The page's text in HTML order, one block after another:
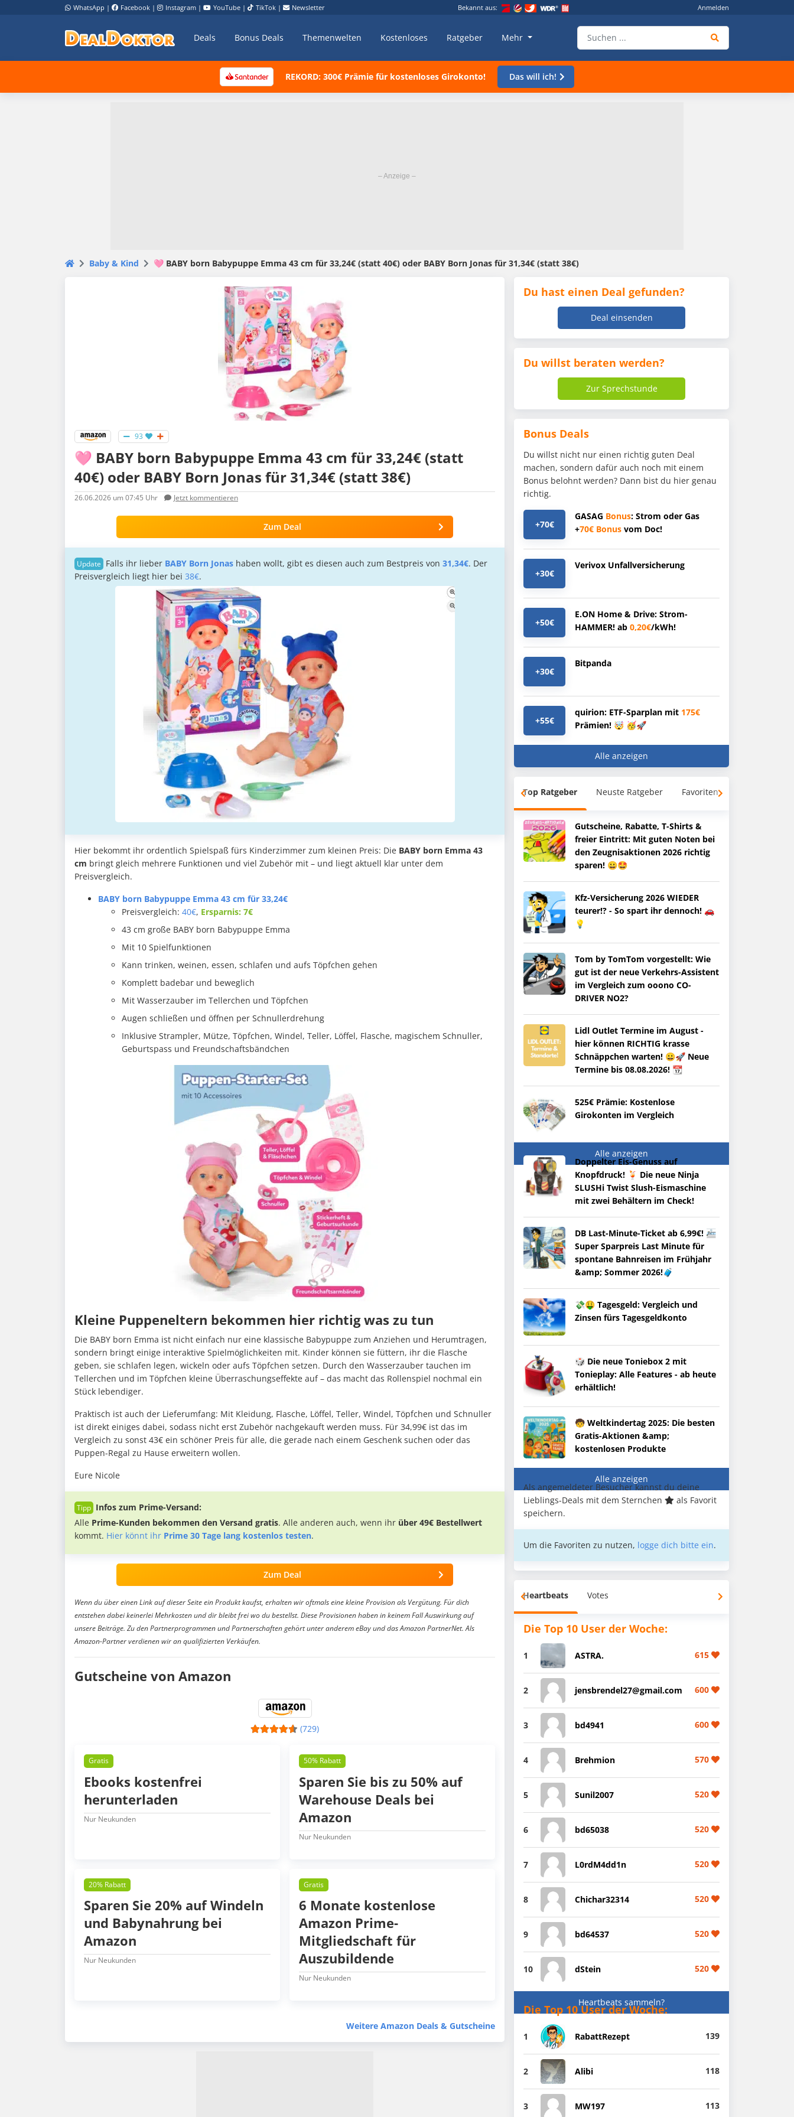
WhatsApp | Facebook | Instagram | YouTube | TikTok | Newsletter Bekannt aus: Anmelden
Deals Bonus Deals Themenwelten Kostenloses Ratgeber Mehr
REKORD: 300€ Prämie für kostenloses Girokonto! Das will ich!
Baby & Kind 🩷 BABY born Babypuppe Emma 43 cm für 33,24€ (statt 40€) oder BABY Born Jonas für 31,34€ (statt 38€)
93
🩷 BABY born Babypuppe Emma 43 cm für 33,24€ (statt
40€) oder BABY Born Jonas für 31,34€ (statt 38€)
26.06.2026 um 07:45 Uhr Jetzt kommentieren
Zum Deal
Falls ihr lieber BABY Born Jonas haben wollt, gibt es diesen auch zum Bestpreis von 31,34€. Der
Preisvergleich liegt hier bei 38€.
Hier bekommt ihr ordentlich Spielspaß fürs Kinderzimmer zum kleinen Preis: Die BABY born Emma 43
cm bringt gleich mehrere Funktionen und viel Zubehör mit – und liegt aktuell klar unter dem
Preisvergleich.
BABY born Babypuppe Emma 43 cm für 33,24€
Preisvergleich: 40€, Ersparnis: 7€
43 cm große BABY born Babypuppe Emma
Mit 10 Spielfunktionen
Kann trinken, weinen, essen, schlafen und aufs Töpfchen gehen
Komplett badebar und beweglich
Mit Wasserzauber im Tellerchen und Töpfchen
Augen schließen und öffnen per Schnullerdrehung
Inklusive Strampler, Mütze, Töpfchen, Windel, Teller, Löffel, Flasche, magischem Schnuller,
Geburtspass und Freundschaftsbändchen
Kleine Puppeneltern bekommen hier richtig was zu tun
Die BABY born Emma ist nicht einfach nur eine klassische Babypuppe zum Anziehen und Herumtragen,
sondern bringt einige interaktive Spielmöglichkeiten mit. Kinder können sie füttern, ihr die Flasche
geben, sie schlafen legen, wickeln oder aufs Töpfchen setzen. Durch den Wasserzauber tauchen im
Tellerchen und im Töpfchen kleine Überraschungseffekte auf – das macht das Rollenspiel nochmal ein
Stück lebendiger.
Praktisch ist auch der Lieferumfang: Mit Kleidung, Flasche, Löffel, Teller, Windel, Töpfchen und Schnuller
ist direkt einiges dabei, sodass nicht erst Zubehör nachgekauft werden muss. Für 34,99€ ist das im
Vergleich zu sonst 43€ ein schöner Preis für alle, die gerade nach einem Geschenk suchen oder das
Puppen-Regal zu Hause erweitern wollen.
Eure Nicole
Infos zum Prime-Versand:
Alle Prime-Kunden bekommen den Versand gratis. Alle anderen auch, wenn ihr über 49€ Bestellwert
kommt. Hier könnt ihr Prime 30 Tage lang kostenlos testen.
Zum Deal
Wenn du über einen Link auf dieser Seite ein Produkt kaufst, erhalten wir oftmals eine kleine Provision als Vergütung. Für dich
entstehen dabei keinerlei Mehrkosten und dir bleibt frei wo du bestellst. Diese Provisionen haben in keinem Fall Auswirkung auf
unsere Beiträge. Zu den Partnerprogrammen und Partnerschaften gehört unter anderem eBay und das Amazon PartnerNet. Als
Amazon-Partner verdienen wir an qualifizierten Verkäufen.
Gutscheine von Amazon
(729)
Gratis
Ebooks kostenfrei
herunterladen
Nur Neukunden
50% Rabatt
Sparen Sie bis zu 50% auf
Warehouse Deals bei
Amazon
Nur Neukunden
20% Rabatt
Sparen Sie 20% auf Windeln
und Babynahrung bei
Amazon
Nur Neukunden
Gratis
6 Monate kostenlose
Amazon Prime-
Mitgliedschaft für
Auszubildende
Nur Neukunden
Weitere Amazon Deals & Gutscheine
Du hast einen Deal gefunden?
Deal einsenden
Du willst beraten werden?
Zur Sprechstunde
Bonus Deals
Du willst nicht nur einen richtig guten Deal
machen, sondern dafür auch noch mit einem
Bonus belohnt werden? Dann bist du hier genau
richtig.
+70€
GASAG Bonus: Strom oder Gas
+70€ Bonus vom Doc!
+30€
Verivox Unfallversicherung
+50€
E.ON Home & Drive: Strom-
HAMMER! ab 0,20€/kWh!
+30€
Bitpanda
+55€
quirion: ETF-Sparplan mit 175€
Prämien! 🤯 🥳🚀
Alle anzeigen
Top Ratgeber Neuste Ratgeber Favoriten
Gutscheine, Rabatte, T-Shirts &
freier Eintritt: Mit guten Noten bei
den Zeugnisaktionen 2026 richtig
sparen! 😀🤩
Kfz-Versicherung 2026 WIEDER
teurer!? - So spart ihr dennoch! 🚗
💡
Tom by TomTom vorgestellt: Wie
gut ist der neue Verkehrs-Assistent
im Vergleich zum ooono CO-
DRIVER NO2?
Lidl Outlet Termine im August -
hier können RICHTIG krasse
Schnäppchen warten! 😀🚀 Neue
Termine bis 08.08.2026! 📆
525€ Prämie: Kostenlose
Girokonten im Vergleich
Alle anzeigen
Doppelter Eis-Genuss auf
Knopfdruck! 🍹 Die neue Ninja
SLUSHi Twist Slush-Eismaschine
mit zwei Behältern im Check!
DB Last-Minute-Ticket ab 6,99€! 🚈
Super Sparpreis Last Minute für
spontane Bahnreisen im Frühjahr
&amp; Sommer 2026!🧳
💸🤑 Tagesgeld: Vergleich und
Zinsen fürs Tagesgeldkonto
🎲 Die neue Toniebox 2 mit
Tonieplay: Alle Features - ab heute
erhältlich!
🧒 Weltkindertag 2025: Die besten
Gratis-Aktionen &amp;
kostenlosen Produkte
Alle anzeigen
Als angemeldeter Besucher kannst du deine
Lieblings-Deals mit dem Sternchen
als Favorit
speichern.
Um die Favoriten zu nutzen, logge dich bitte ein.
Heartbeats Votes
Die Top 10 User der Woche:
1 ASTRA. 615
2 jensbrendel27@gmail.com 600
3 bd4941 600
4 Brehmion 570
5 Sunil2007 520
6 bd65038 520
7 L0rdM4dd1n 520
8 Chichar32314 520
9 bd64537 520
10 dStein 520
Heartbeats sammeln?
Die Top 10 User der Woche:
1 RabattRezept 139
2 Alibi 118
3 MW197 113